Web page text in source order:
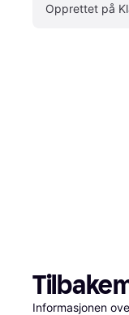
Opprettet på
Informasjonen